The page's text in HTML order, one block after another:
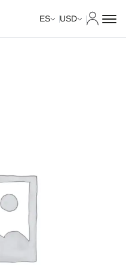
ES USD